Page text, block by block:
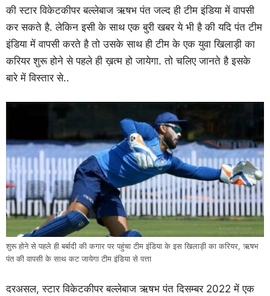
की स्टार विकेटकीपर बल्लेबाज ऋषभ पंत जल्द ही टीम इंडिया में वापसी
कर सकते है. लेकिन इसी के साथ एक बुरी खबर ये भी है की यदि पंत टीम
इंडिया में वापसी करते है तो उसके साथ ही टीम के एक युवा खिलाड़ी का
करियर शुरू होने से पहले ही ख़त्म हो जायेगा. तो चलिए जानते है इसके
बारे में विस्तार से..
शुरू होने से पहले ही बर्बादी की कगार पर पहुंचा टीम इंडिया के इस खिलाड़ी का करियर, ऋषभ
पंत की वापसी के साथ कट जायेगा टीम इंडिया से पत्ता
दरअसल, स्टार विकेटकीपर बल्लेबाज ऋषभ पंत दिसम्बर 2022 में एक